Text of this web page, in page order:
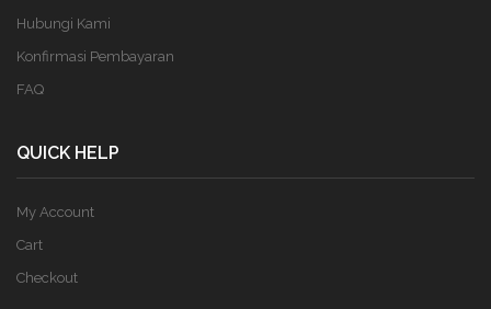
Hubungi Kami
Konfirmasi Pembayaran
FAQ
QUICK HELP
My Account
Cart
Checkout